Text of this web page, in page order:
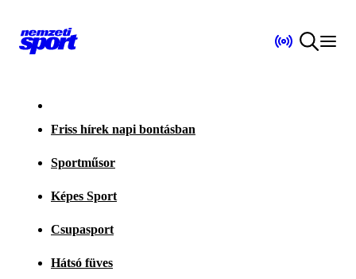
Friss hírek napi bontásban
Sportműsor
Képes Sport
Csupasport
Hátsó füves